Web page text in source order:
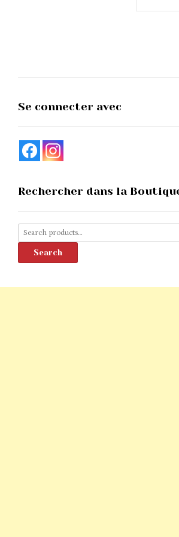
Se connecter avec
Rechercher dans la
Search
for:
Search